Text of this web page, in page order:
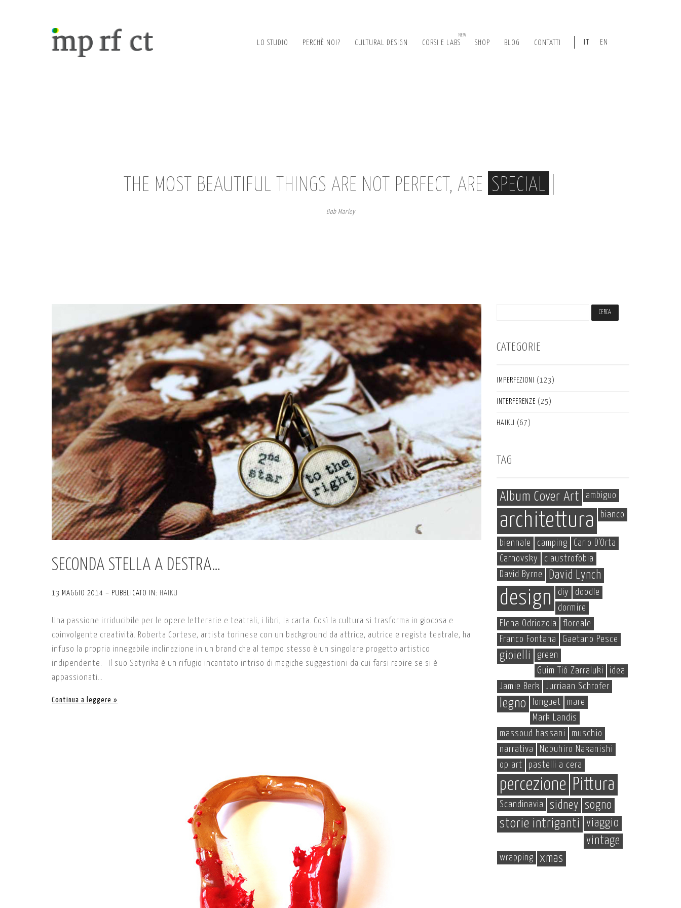
LO STUDIO PERCHÈ NOI? CULTURAL DESIGN CORSI E LABS
NEW
SHOP BLOG CONTATTI IT EN
THE MOST BEAUTIFUL THINGS ARE NOT PERFECT, ARE SPECIAL
Bob Marley
SECONDA STELLA A DESTRA…
13 MAGGIO 2014 – PUBBLICATO IN: HAIKU
Una passione irriducibile per le opere letterarie e teatrali, i libri, la carta. Così la cultura si trasforma in giocosa e
coinvolgente creatività. Roberta Cortese, artista torinese con un background da attrice, autrice e regista teatrale, ha
infuso la propria innegabile inclinazione in un brand che al tempo stesso è un singolare progetto artistico
indipendente. Il suo Satyrika è un rifugio incantato intriso di magiche suggestioni da cui farsi rapire se si è
appassionati…
Continua a leggere
CATEGORIE
IMPERFEZIONI (123)
INTERFERENZE (25)
HAIKU (67)
TAG
Album Cover Art ambiguo
architettura bianco
biennale camping
Carlo D'Orta
Carnovsky
claustrofobia
David Byrne
David Lynch
design diy
doodle
dormire
Elena Odriozola
floreale
Franco Fontana
Gaetano Pesce
gioielli
green
Guim Tió Zarraluki
idea
Jamie Berk
Jurriaan Schrofer
legno longuet
mare
Mark Landis
massoud hassani
muschio
narrativa
Nobuhiro Nakanishi
op art
pastelli a cera
percezione Pittura
Scandinavia sidney sogno
storie intriganti
viaggio
vintage
wrapping xmas